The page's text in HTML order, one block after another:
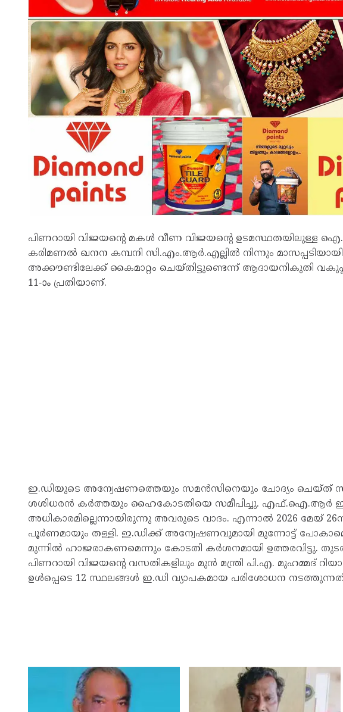
പിണറായി വിജയന്റെ മകൾ വീണ വിജയന്റെ ഉടമസ്ഥതയിലുള്ള
കരിമണൽ ഖനന കമ്പനി സി.എം.ആർ.എല്ലിൽ നിന്നും
അക്കൗണ്ടിലേക്ക് കൈമാറ്റം ചെയ്തിട്ടുണ്ടെന്ന് ആദായനികുതി
11-ാം പ്രതിയാണ്.
ഇ.ഡിയുടെ അന്വേഷണത്തെയും സമൻസിനെയും ചോദ്യം ചെയ്ത്
ശശിധരൻ കർത്തയും ഹൈകോടതിയെ സമീപിച്ചു. എഫ്.ഐ.ആർ
അധികാരമില്ലെന്നായിരുന്നു അവരുടെ വാദം. എന്നാൽ 2026
പൂർണമായും തള്ളി. ഇ.ഡിക്ക് അന്വേഷണവുമായി മുന്നോട്ട്
മുന്നിൽ ഹാജരാകണമെന്നും കോടതി കർശനമായി ഉത്തരവിട്ടു.
പിണറായി വിജയന്റെ വസതികളിലും മുൻ മന്ത്രി പി.എ. മുഹമ്മദ്
ഉൾപ്പെടെ 12 സ്ഥലങ്ങൾ ഇ.ഡി വ്യാപകമായ പരിശോധന